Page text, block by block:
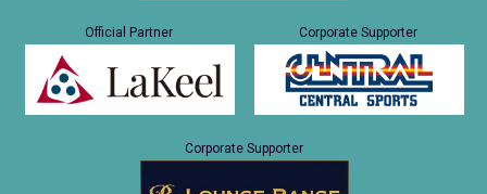
Official Partner Corporate Supporter
Corporate Supporter